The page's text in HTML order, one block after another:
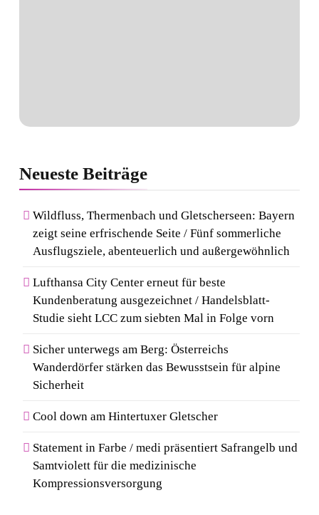
Neueste Beiträge
Wildfluss, Thermenbach und Gletscherseen: Bayern
zeigt seine erfrischende Seite / Fünf sommerliche
Ausflugsziele, abenteuerlich und außergewöhnlich
Lufthansa City Center erneut für beste
Kundenberatung ausgezeichnet / Handelsblatt-
Studie sieht LCC zum siebten Mal in Folge vorn
Sicher unterwegs am Berg: Österreichs
Wanderdörfer stärken das Bewusstsein für alpine
Sicherheit
Cool down am Hintertuxer Gletscher
Statement in Farbe / medi präsentiert Safrangelb und
Samtviolett für die medizinische
Kompressionsversorgung